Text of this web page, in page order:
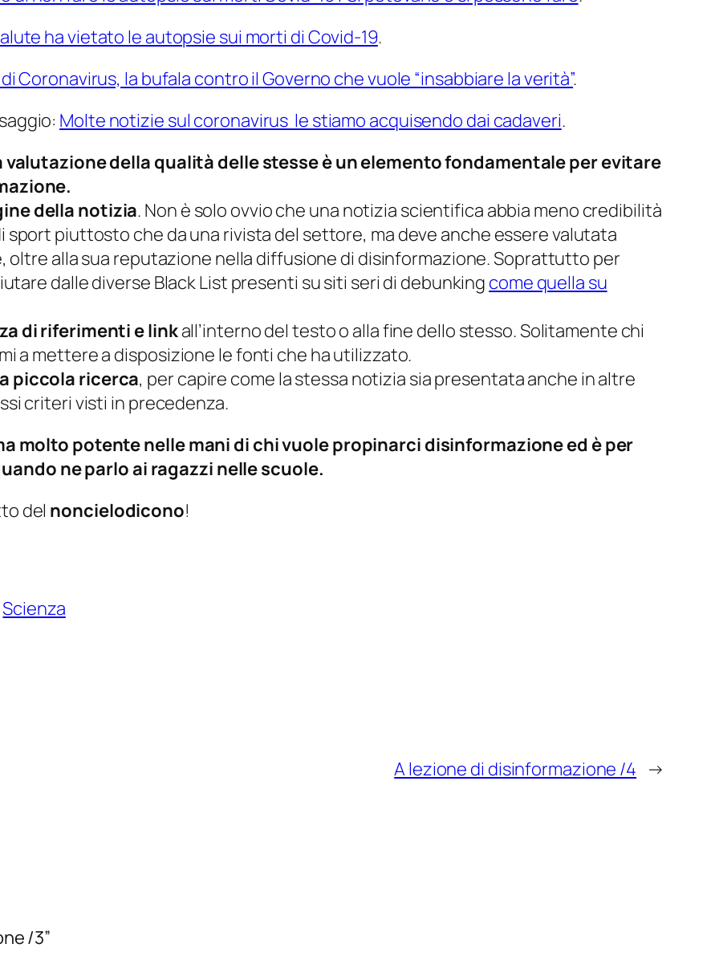
ha vietato le autopsie sui morti di Covid-19.
Coronavirus, la bufala contro il Governo che vuole “insabbiare la verità”.
Molte notizie sul coronavirus le stiamo acquisendo dai cadaveri.
della qualità delle stesse è un elemento fondamentale per evitare
della notizia. Non è solo ovvio che una notizia scientifica abbia meno credibilità
sport piuttosto che da una rivista del settore, ma deve anche essere valutata
oltre alla sua reputazione nella diffusione di disinformazione. Soprattutto per
dalle diverse Black List presenti su siti seri di debunkingcome quella su
di riferimenti e linkall’interno del testo o alla fine dello stesso. Solitamente chi
a mettere a disposizione le fonti che ha utilizzato.
piccola ricerca, per capire come la stessa notizia sia presentata anche in altre
criteri visti in precedenza.
molto potente nelle mani di chi vuole propinarci disinformazione ed è per
ne parlo ai ragazzi nelle scuole.
del noncielodicono!
Scienza
A lezione di disinformazione /4 →
/3”